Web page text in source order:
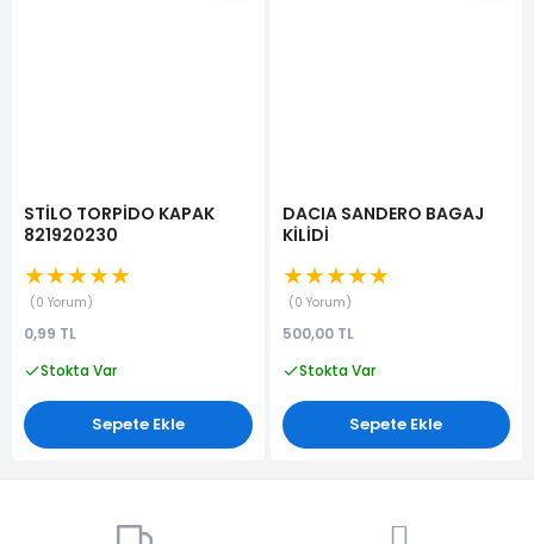
STİLO TORPİDO KAPAK
821920230
★★★★★
0 Yorum
0,99 TL
Stokta Var
Sepete Ekle
DACIA SANDERO BAGAJ
KİLİDİ
★★★★★
0 Yorum
500,00 TL
Stokta Var
Sepete Ekle